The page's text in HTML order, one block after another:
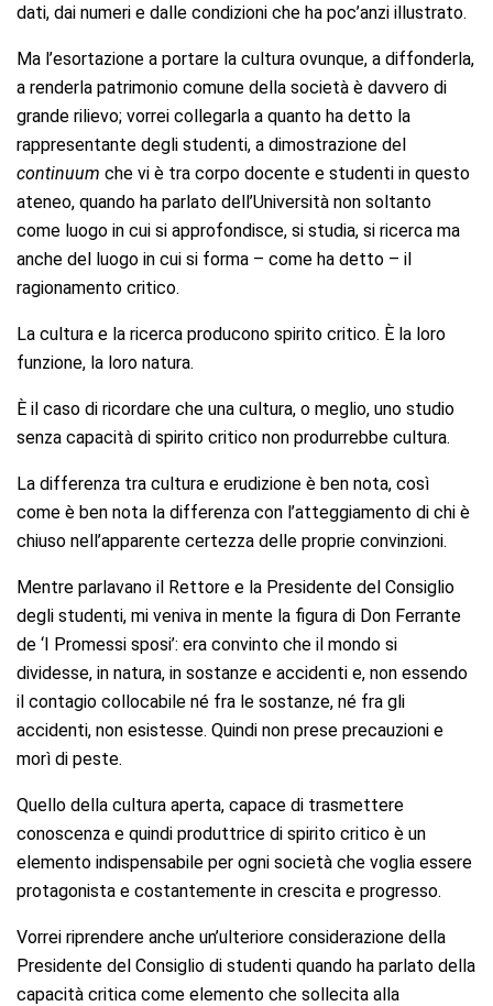
dati, dai numeri e dalle condizioni che ha poc’anzi illustrato.
Ma l’esortazione a portare la cultura ovunque, a diffonderla,
a renderla patrimonio comune della società è davvero di
grande rilievo; vorrei collegarla a quanto ha detto la
rappresentante degli studenti, a dimostrazione del
continuum che vi è tra corpo docente e studenti in questo
ateneo, quando ha parlato dell’Università non soltanto
come luogo in cui si approfondisce, si studia, si ricerca ma
anche del luogo in cui si forma – come ha detto – il
ragionamento critico.
La cultura e la ricerca producono spirito critico. È la loro
funzione, la loro natura.
È il caso di ricordare che una cultura, o meglio, uno studio
senza capacità di spirito critico non produrrebbe cultura.
La differenza tra cultura e erudizione è ben nota, così
come è ben nota la differenza con l’atteggiamento di chi è
chiuso nell’apparente certezza delle proprie convinzioni.
Mentre parlavano il Rettore e la Presidente del Consiglio
degli studenti, mi veniva in mente la figura di Don Ferrante
de ‘I Promessi sposi’: era convinto che il mondo si
dividesse, in natura, in sostanze e accidenti e, non essendo
il contagio collocabile né fra le sostanze, né fra gli
accidenti, non esistesse. Quindi non prese precauzioni e
morì di peste.
Quello della cultura aperta, capace di trasmettere
conoscenza e quindi produttrice di spirito critico è un
elemento indispensabile per ogni società che voglia essere
protagonista e costantemente in crescita e progresso.
Vorrei riprendere anche un’ulteriore considerazione della
Presidente del Consiglio di studenti quando ha parlato della
capacità critica come elemento che sollecita alla